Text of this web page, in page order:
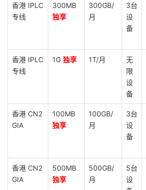
香港 IPLC
专线
300MB
独享
300GB/
月
3台
设
备
香港 IPLC
专线
1G 独享 1T/月
无
限
设
备
香港 CN2
GIA
100MB
独享
100GB/
月
3台
设
备
香港 CN2
GIA
500MB
独享
500GB/
月
5台
设